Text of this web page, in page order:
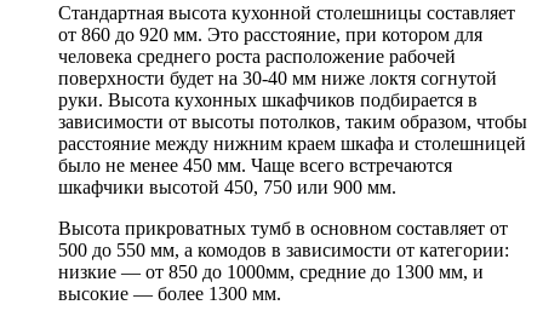
Стандартная высота кухонной столешницы составляет
от 860 до 920 мм. Это расстояние, при котором для
человека среднего роста расположение рабочей
поверхности будет на 30-40 мм ниже локтя согнутой
руки. Высота кухонных шкафчиков подбирается в
зависимости от высоты потолков, таким образом, чтобы
расстояние между нижним краем шкафа и столешницей
было не менее 450 мм. Чаще всего встречаются
шкафчики высотой 450, 750 или 900 мм.
Высота прикроватных тумб в основном составляет от
500 до 550 мм, а комодов в зависимости от категории:
низкие — от 850 до 1000мм, средние до 1300 мм, и
высокие — более 1300 мм.